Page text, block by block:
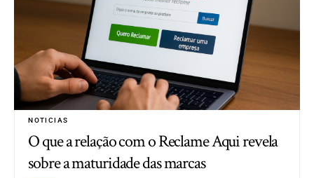
NOTICIAS
O que a relação com o Reclame Aqui revela
sobre a maturidade das marcas